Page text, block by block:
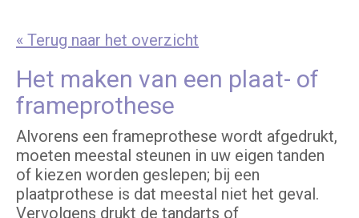
« Terug naar het overzicht
Het maken van een plaat- of
frameprothese
Alvorens een frameprothese wordt afgedrukt,
moeten meestal steunen in uw eigen tanden
of kiezen worden geslepen; bij een
plaatprothese is dat meestal niet het geval.
Vervolgens drukt de tandarts of